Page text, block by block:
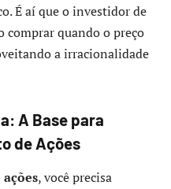
É aí que o investidor de
comprar quando o preço
a irracionalidade
A Base para
de Ações
, você precisa